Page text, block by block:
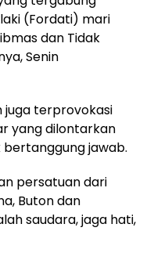
(Fordati) mari
dan Tidak
Senin
juga terprovokasi
yang dilontarkan
jawab.
persatuan dari
Buton dan
saudara, jaga hati,